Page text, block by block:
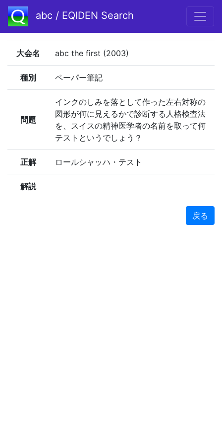
abc / EQIDEN Search
大会名 abc the first (2003)
種別 ペーパー筆記
問題
インクのしみを落として作った左右対称の
図形が何に見えるかで診断する人格検査法
を、スイスの精神医学者の名前を取って何
テストというでしょう？
正解 ロールシャッハ・テスト
解説
戻る